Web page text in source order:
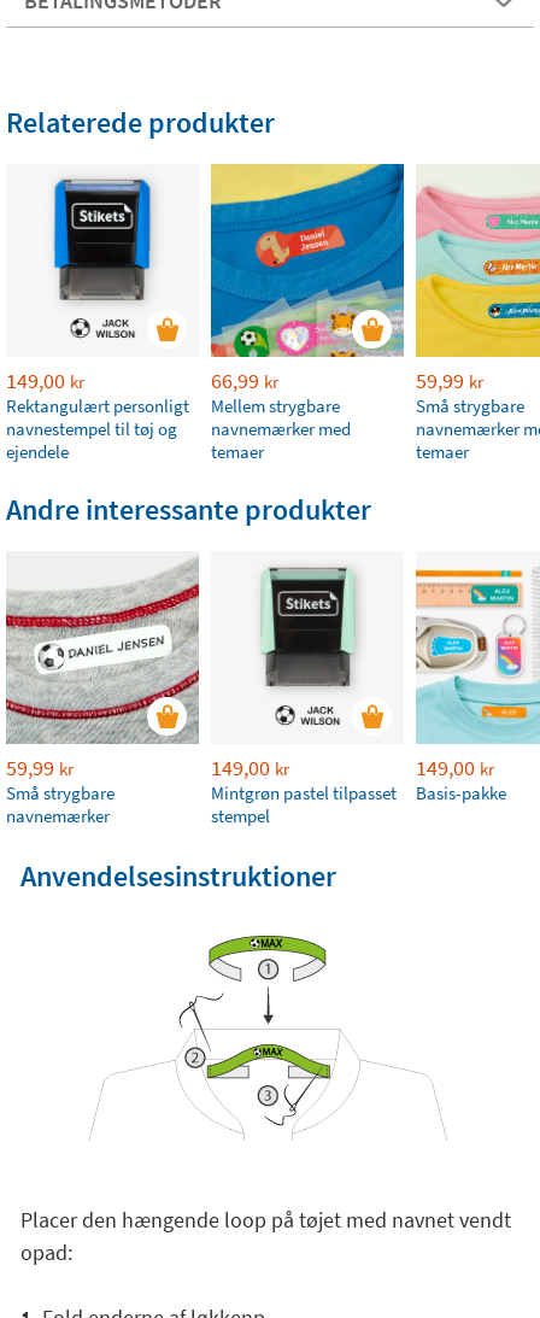
Relaterede produkter
149,00 kr
Rektangulært personligt
navnestempel til tøj og
ejendele
66,99 kr
Mellem strygbare
navnemærker med
temaer
59,99 kr
Små strygbare
navnemærker
temaer
Andre interessante produkter
59,99 kr
Små strygbare
navnemærker
149,00 kr
Mintgrøn pastel tilpasset
stempel
149,00 kr
Basis-pakke
Anvendelsesinstruktioner
Placer den hængende loop på tøjet med navnet vendt
opad: